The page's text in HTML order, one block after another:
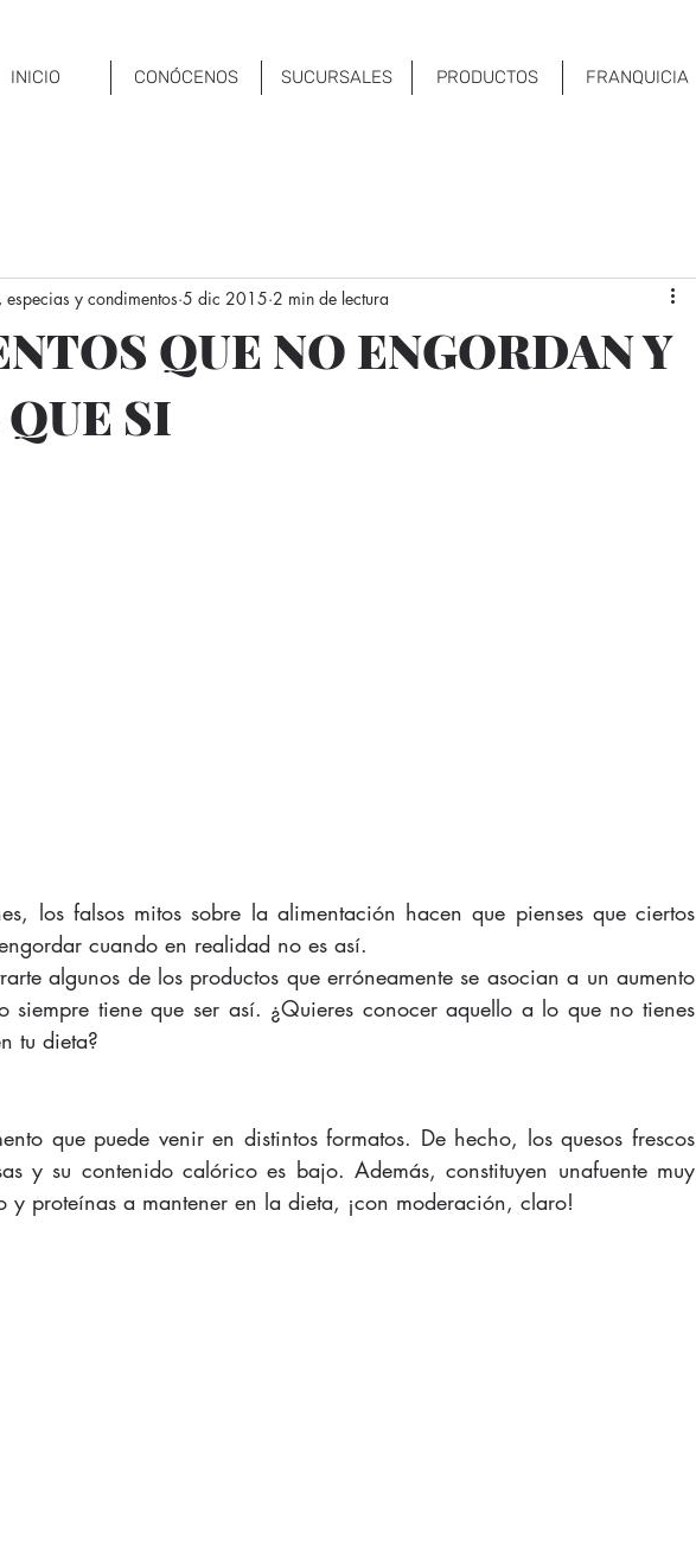
INICIO CONÓCENOS SUCURSALES PRODUCTOS FRANQUICIA
QUE NO ENGORDAN Y
SI
especias y condimentos 5 dic 2015 2 min de lectura
los falsos mitos sobre la alimentación hacen que pienses que ciertos
cuando en realidad no es así.
algunos de los productos que erróneamente se asocian a un aumento
siempre tiene que ser así. ¿Quieres conocer aquello a lo que no tienes
tu dieta?
que puede venir en distintos formatos. De hecho, los quesos frescos
y su contenido calórico es bajo. Además, constituyen unafuente muy
y proteínas a mantener en la dieta, ¡con moderación, claro!